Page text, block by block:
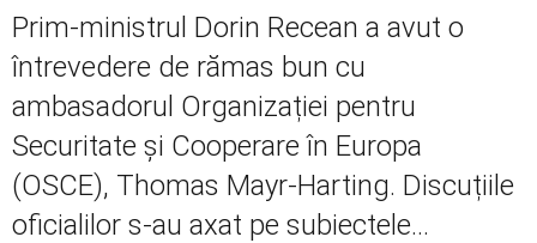
Social
Prim-ministrul Dorin Recean a avut o
întrevedere de rămas bun cu
ambasadorul Organizației pentru
Securitate și Cooperare în Europa
(OSCE), Thomas Mayr-Harting. Discuțiile
oficialilor s-au axat pe subiectele...